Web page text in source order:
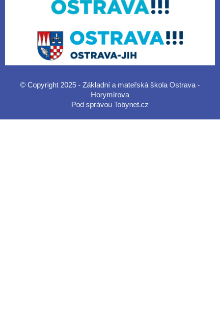
© Copyright 2025 - Základní a mateřská škola Ostrava -
Horymírova
Pod správou Tobynet.cz